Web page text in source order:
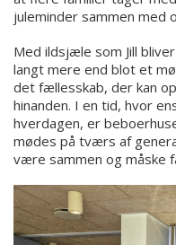
juleminder sammen med
Med ildsjæle som Jill
langt mere end blot et
det fællesskab, der kan
hinanden. I en tid, hvor
hverdagen, er
mødes på tværs af
være sammen og måske